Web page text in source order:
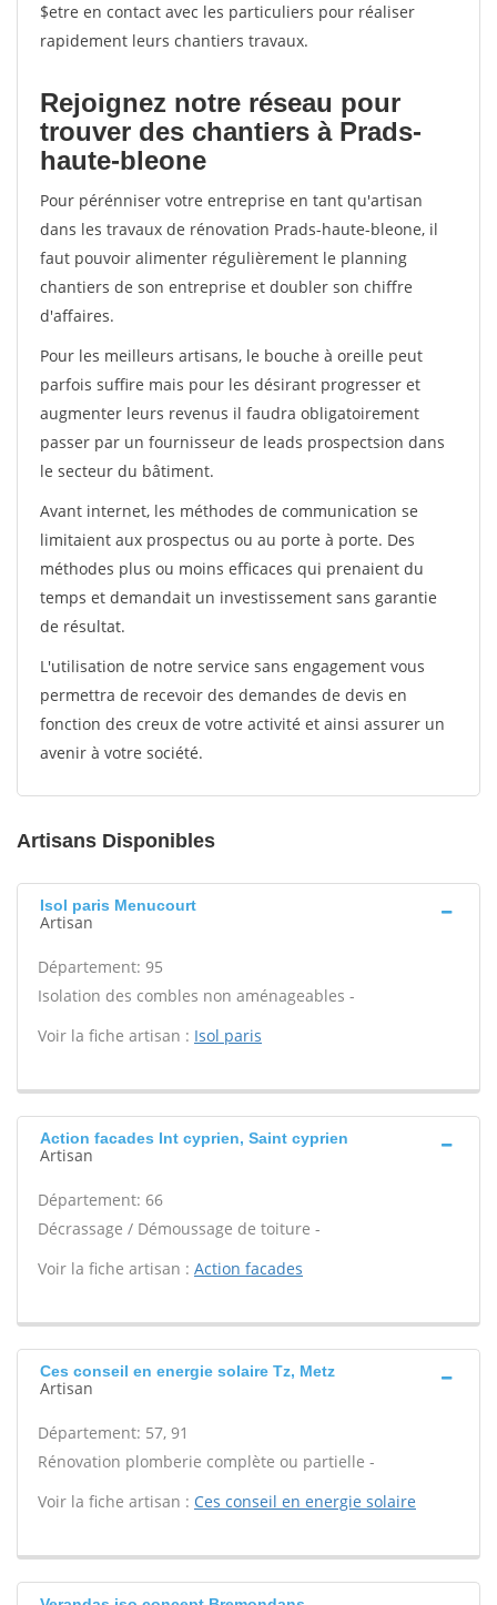
$etre en contact avec les particuliers pour réaliser
rapidement leurs chantiers travaux.
Rejoignez notre réseau pour
trouver des chantiers à Prads-
haute-bleone
Pour pérénniser votre entreprise en tant qu'artisan
dans les travaux de rénovation Prads-haute-bleone, il
faut pouvoir alimenter régulièrement le planning
chantiers de son entreprise et doubler son chiffre
d'affaires.
Pour les meilleurs artisans, le bouche à oreille peut
parfois suffire mais pour les désirant progresser et
augmenter leurs revenus il faudra obligatoirement
passer par un fournisseur de leads prospectsion dans
le secteur du bâtiment.
Avant internet, les méthodes de communication se
limitaient aux prospectus ou au porte à porte. Des
méthodes plus ou moins efficaces qui prenaient du
temps et demandait un investissement sans garantie
de résultat.
L'utilisation de notre service sans engagement vous
permettra de recevoir des demandes de devis en
fonction des creux de votre activité et ainsi assurer un
avenir à votre société.
Artisans Disponibles
Isol paris Menucourt
Artisan
Département: 95
Isolation des combles non aménageables -
Voir la fiche artisan : Isol paris
Action facades Int cyprien, Saint cyprien
Artisan
Département: 66
Décrassage / Démoussage de toiture -
Voir la fiche artisan : Action facades
Ces conseil en energie solaire Tz, Metz
Artisan
Département: 57, 91
Rénovation plomberie complète ou partielle -
Voir la fiche artisan : Ces conseil en energie solaire